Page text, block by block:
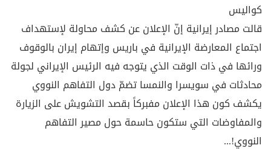
كواليس‎
قالت مصادر إيرانية إنّ الإعلان عن كشف محاولة لإستهداف
اجتماع المعارضة الإيرانية في باريس وإتهام إيران ‏بالوقوف
ورائها في ذات الوقت الذي يتوجه فيه الرئيس الإيراني لجولة
محادثات في سويسرا والنمسا تضمّ دول ‏التفاهم النووي
يكشف كون هذا الإعلان مفبركاً بقصد التشويش على الزيارة
والمفاوضات التي ستكون حاسمة حول ‏مصير التفاهم
النووي‎...!‎